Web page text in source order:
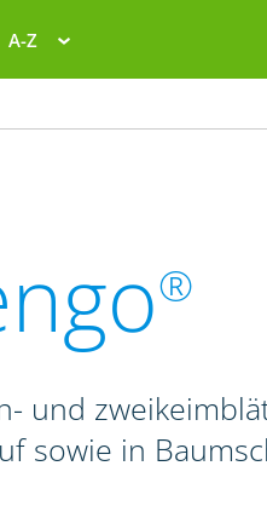
A-Z
®
und
sowie in